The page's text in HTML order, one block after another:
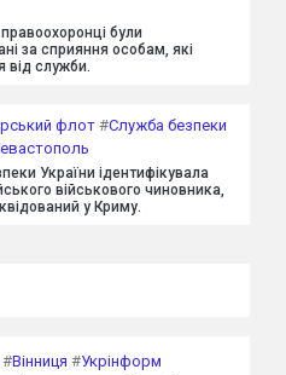
були
за сприяння особам, які
від служби.
флот #Служба безпеки
України ідентифікувала
військового чиновника,
у Криму.
#Вінниця #Укрінформ